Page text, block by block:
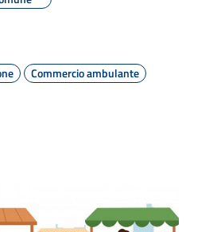
Commercio ambulante